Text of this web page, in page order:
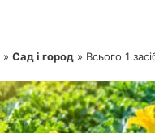
» Сад і город » Всього 1